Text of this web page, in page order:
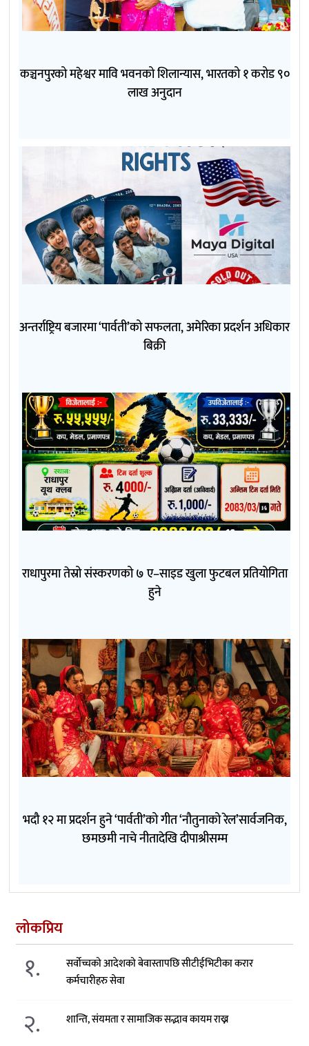
कञ्चनपुरको महेश्वर मावि भवनको शिलान्यास, भारतको १ करोड ९०
लाख अनुदान
अन्तर्राष्ट्रिय बजारमा ‘पार्वती’को सफलता, अमेरिका प्रदर्शन अधिकार
बिक्री
राधापुरमा तेस्रो संस्करणको ७ ए–साइड खुला फुटबल प्रतियोगिता
हुने
भदौ १२ मा प्रदर्शन हुने ‘पार्वती’को गीत ‘नौतुनाको रेल’सार्वजनिक,
छमछमी नाचे नीतादेखि दीपाश्रीसम्म
लोकप्रिय
१.
सर्वोच्चको आदेशको बेवास्तापछि सीटीईभिटीका करार
कर्मचारीहरु सेवा
२. शान्ति, संयमता र सामाजिक सद्भाव कायम राख्न